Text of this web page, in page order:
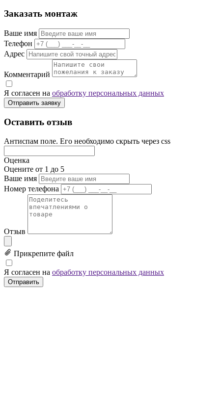
Заказать монтаж
Ваше имя
Телефон
Адрес
Комментарий
Я согласен на обработку персональных данных
Отправить заявку
Оставить отзыв
Антиспам поле. Его необходимо скрыть через css
Оценка
Оцените от 1 до 5
Ваше имя
Номер телефона
Отзыв
Прикрепите файл
Я согласен на обработку персональных данных